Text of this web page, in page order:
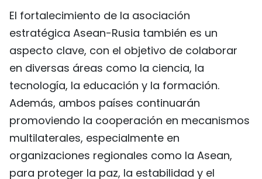
El fortalecimiento de la asociación
estratégica Asean-Rusia también es un
aspecto clave, con el objetivo de colaborar
en diversas áreas como la ciencia, la
tecnología, la educación y la formación.
Además, ambos países continuarán
promoviendo la cooperación en mecanismos
multilaterales, especialmente en
organizaciones regionales como la Asean,
para proteger la paz, la estabilidad y el